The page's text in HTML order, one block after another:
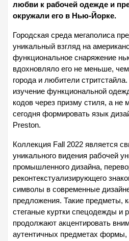
любви к рабочей одежде и
окружали его в Нью-Йорке.
Городская среда мегаполиса
уникальный взгляд на
функциональное снаряжение
вдохновляло его не меньше,
города и любители
изучение функциональной
кодов через призму стиля, а не
сегодня формировать язык
Preston.
Коллекция Fall 2022 является
уникального видения рабочей
промышленного дизайна,
реконтекстуализирующего
символы в современные
предложения. Такие предметы,
стеганые куртки спецодежды и
продолжают акцентировать
аутентичных предметах